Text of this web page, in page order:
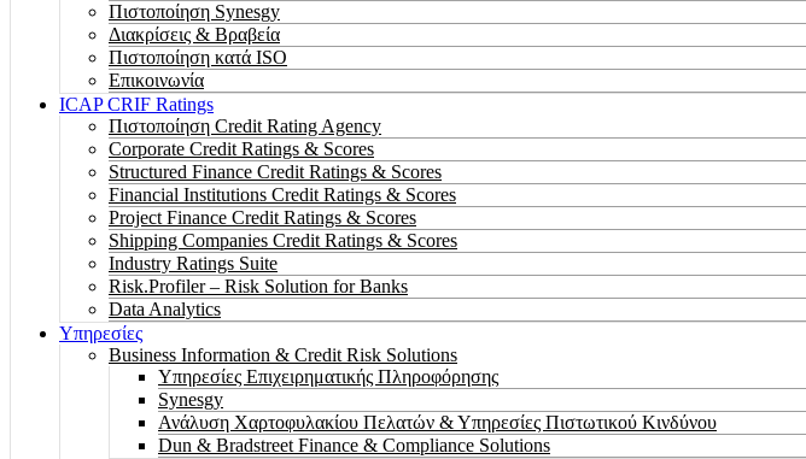
Πιστοποίηση Synesgy
Διακρίσεις & Βραβεία
Πιστοποίηση κατά ISO
Επικοινωνία
ICAP CRIF Ratings
Πιστοποίηση Credit Rating Agency
Corporate Credit Ratings & Scores
Structured Finance Credit Ratings & Scores
Financial Institutions Credit Ratings & Scores
Project Finance Credit Ratings & Scores
Shipping Companies Credit Ratings & Scores
Industry Ratings Suite
Risk.Profiler – Risk Solution for Banks
Data Analytics
Υπηρεσίες
Business Information & Credit Risk Solutions
Υπηρεσίες Επιχειρηματικής Πληροφόρησης
Synesgy
Ανάλυση Χαρτοφυλακίου Πελατών & Υπηρεσίες Πιστωτικού Κινδύνου
Dun & Bradstreet Finance & Compliance Solutions